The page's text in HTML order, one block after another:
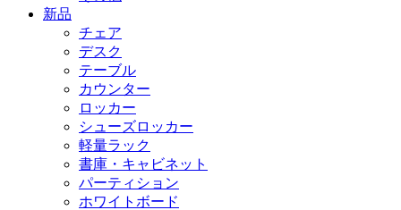
新品
チェア
デスク
テーブル
カウンター
ロッカー
シューズロッカー
軽量ラック
書庫・キャビネット
パーティション
ホワイトボード